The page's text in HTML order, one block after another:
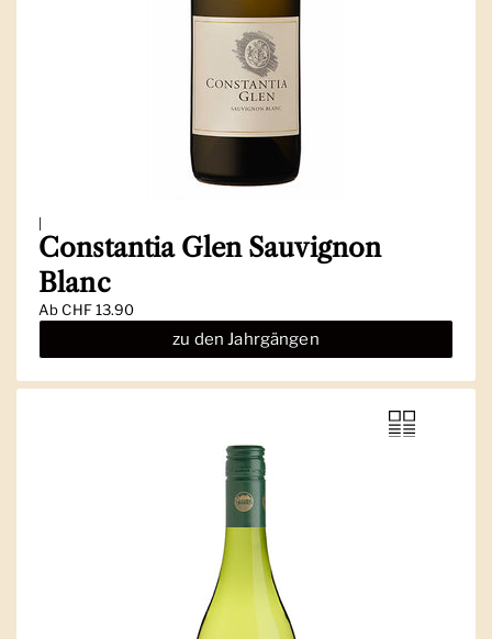
Constantia Glen Sauvignon
Blanc
AbCHF 13.90
zu den Jahrgängen